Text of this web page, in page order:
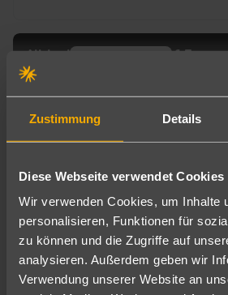
Zustimmung Details
Diese Webseite verwendet Cookies
Wir verwenden Cookies, um Inhalte
personalisieren, Funktionen für
zu können und die Zugriffe auf
analysieren. Außerdem geben wir
Verwendung unserer Website an
All Inclusive-Hotels auf
All Inclusive-Urlaub auf
Formentera bietet eine Auswahl an All
denen du dichrundum
Diese Hotels bieten nicht nur